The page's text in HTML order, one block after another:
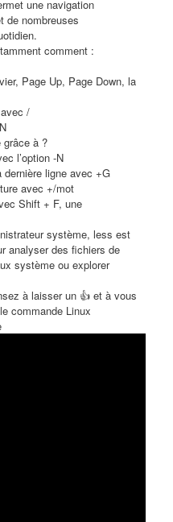
une navigation
de nombreuses
comment :
Page Up, Page Down, la
/
grâce à ?
l’option -N
ligne avec +G
avec +/mot
Shift + F, une
système, less est
analyser des fichiers de
système ou explorer
à laisser un 👍 et à vous
commande Linux